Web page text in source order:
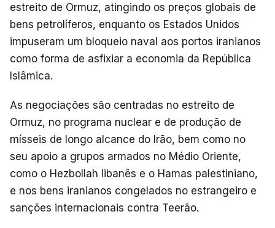
estreito de Ormuz, atingindo os preços globais de
bens petrolíferos, enquanto os Estados Unidos
impuseram um bloqueio naval aos portos iranianos
como forma de asfixiar a economia da República
Islâmica.
As negociações são centradas no estreito de
Ormuz, no programa nuclear e de produção de
mísseis de longo alcance do Irão, bem como no
seu apoio a grupos armados no Médio Oriente,
como o Hezbollah libanês e o Hamas palestiniano,
e nos bens iranianos congelados no estrangeiro e
sanções internacionais contra Teerão.